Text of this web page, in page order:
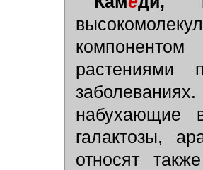
растениями
набухающие
галактозы,
относят